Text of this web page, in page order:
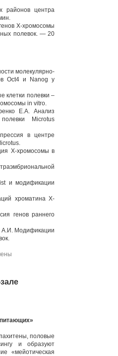
районов центра
Х-хромосомы
полевок. — 20
молекулярно-
Oct4 и Nanog у
клетки полевки –
in vitro.
Е.А. Анализ
Microtus
в центре
Х-хромосомы в
и модификации
хроматина Х-
генов раннего
А.И. Модификации
половые
и образуют
«мейотическая